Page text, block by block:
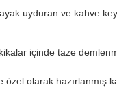
uyduran ve kahve
içinde taze
olarak hazırlanmış